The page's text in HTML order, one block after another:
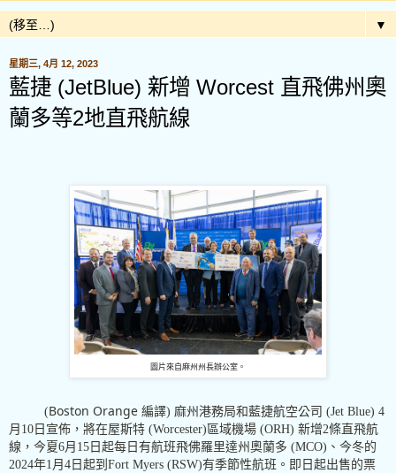
▼
星期三, 4月 12, 2023
藍捷 (JetBlue) 新增 Worcest 直飛佛州奧
蘭多等2地直飛航線
圖片來自麻州州長辦公室。
(Boston Orange 編譯) 麻州港務局和藍捷航空公司 (Jet Blue) 4
月 10 日宣佈，將在屋斯特 (Worcester)區域機場 (ORH) 新增2條直飛航
線，今夏6月 15 日起每日有航班飛佛羅里達州奧蘭多 (MCO) 、今冬的
2024年1月 4 日起到 Fort Myers (RSW)有季節性航班。即日起出售的票